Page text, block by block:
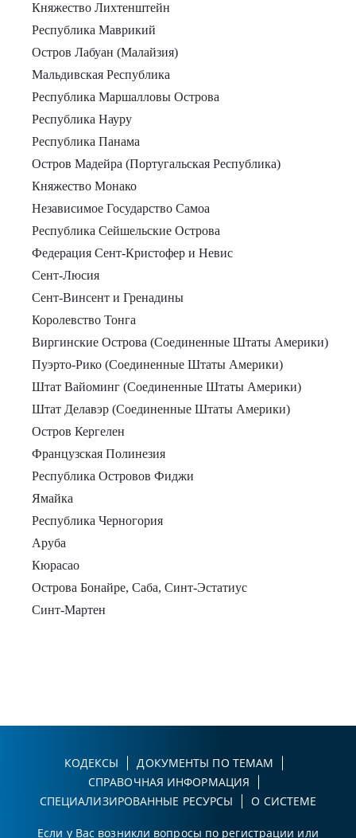
Княжество Лихтенштейн
Республика Маврикий
Остров Лабуан (Малайзия)
Мальдивская Республика
Республика Маршалловы Острова
Республика Науру
Республика Панама
Остров Мадейра (Португальская Республика)
Княжество Монако
Независимое Государство Самоа
Республика Сейшельские Острова
Федерация Сент-Кристофер и Невис
Сент-Люсия
Сент-Винсент и Гренадины
Королевство Тонга
Виргинские Острова (Соединенные Штаты Америки)
Пуэрто-Рико (Соединенные Штаты Америки)
Штат Вайоминг (Соединенные Штаты Америки)
Штат Делавэр (Соединенные Штаты Америки)
Остров Кергелен
Французская Полинезия
Республика Островов Фиджи
Ямайка
Республика Черногория
Аруба
Кюрасао
Острова Бонайре, Саба, Синт-Эстатиус
Синт-Мартен
КОДЕКСЫ
ДОКУМЕНТЫ ПО ТЕМАМ
СПРАВОЧНАЯ ИНФОРМАЦИЯ
СПЕЦИАЛИЗИРОВАННЫЕ РЕСУРСЫ
О СИСТЕМЕ
Если у Вас возникли вопросы по регистрации или